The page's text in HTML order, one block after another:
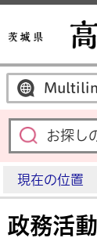
現在の位置
政務活